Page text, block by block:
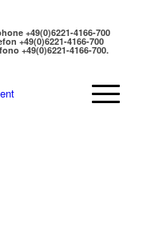
+49(0)6221-4166-700
+49(0)6221-4166-700
+49(0)6221-4166-700.